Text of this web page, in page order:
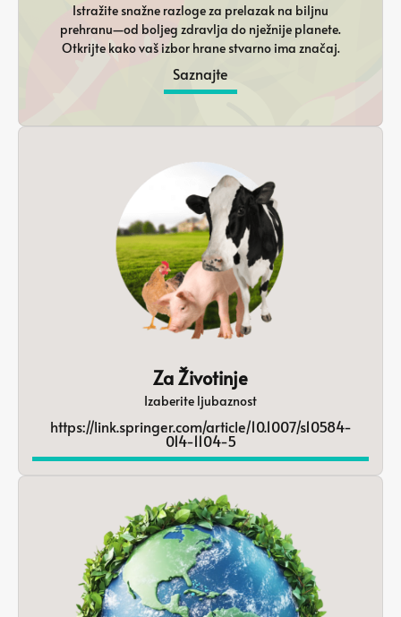
Istražite snažne razloge za prelazak na biljnu
prehranu—od boljeg zdravlja do nježnije planete.
Otkrijte kako vaš izbor hrane stvarno ima značaj.
Saznajte
Za Životinje
Izaberite ljubaznost
https://link.springer.com/article/10.1007/s10584-
014-1104-5